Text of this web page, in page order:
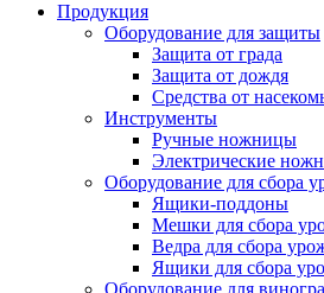
Продукция
Оборудование для защиты
Защита от града
Защита от дождя
Средства от
Инструменты
Ручные ножницы
Электрические
Оборудование для сбора
Ящики-поддоны
Мешки для сбора
Ведра для сбора
Ящики для сбора
Оборудование для